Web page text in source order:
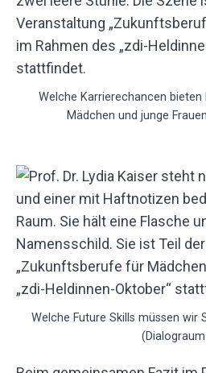
Welche Karrierechancen
Mädchen und junge
Welche Future Skills müssen wir